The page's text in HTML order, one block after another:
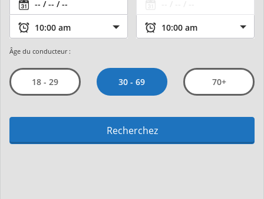
Âge du conducteur :
18 - 29 30 - 69 70+
Recherchez